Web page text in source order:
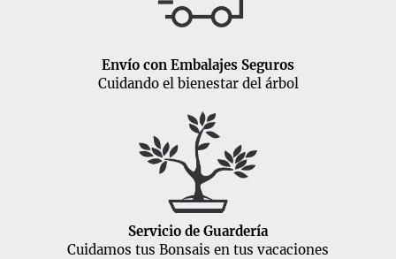
Envío con Embalajes Seguros
Cuidando el bienestar del árbol
Servicio de Guardería
Cuidamos tus Bonsais en tus vacaciones